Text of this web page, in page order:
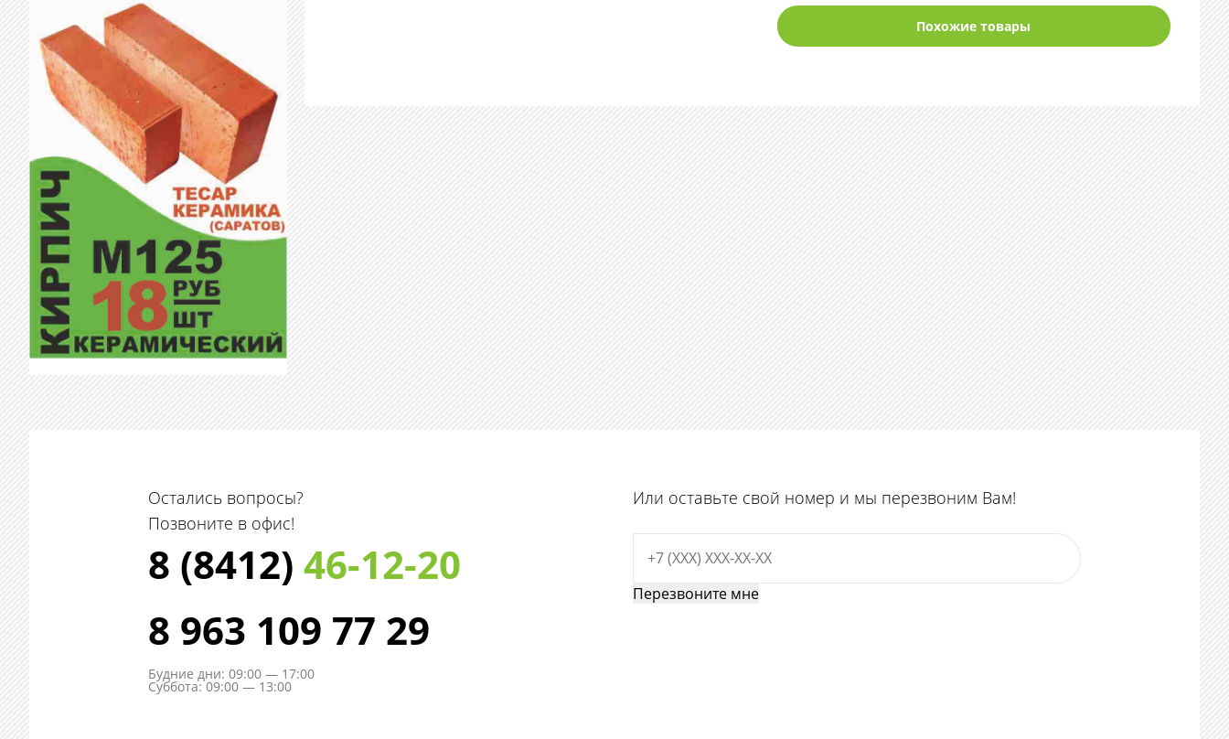
Похожие товары
Остались вопросы?
Позвоните в офис!
8 (8412) 46-12-20
8 963 109 77 29
Будние дни: 09:00 — 17:00
Суббота: 09:00 — 13:00
Или оставьте свой номер и мы перезвоним Вам!